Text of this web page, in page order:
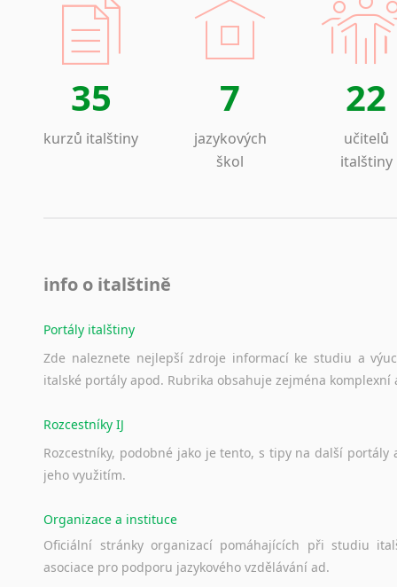
35
kurzů italštiny
7
jazykových
škol
22
učitelů
italštiny
info o italštině
Portály italštiny
Zde naleznete nejlepší zdroje informací ke studiu a
italské portály apod. Rubrika obsahuje zejména komplexní
Rozcestníky IJ
Rozcestníky, podobné jako je tento, s tipy na další portály
jeho využitím.
Organizace a instituce
Oficiální stránky organizací pomáhajících při studiu
asociace pro podporu jazykového vzdělávání ad.